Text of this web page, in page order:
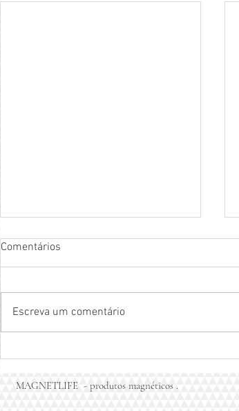
pulseira do equilíbrio
Comentários
Escreva um comentário
MAGNETLIFE  - produtos magnéticos .